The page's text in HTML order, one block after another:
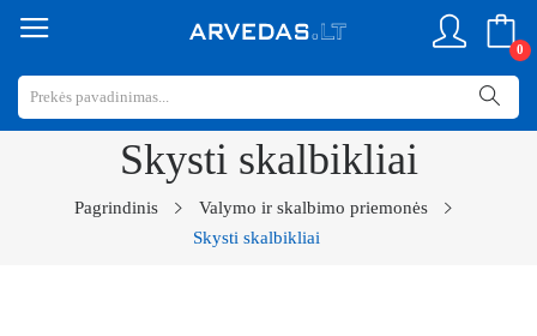
0
Skysti skalbikliai
Pagrindinis
Valymo ir skalbimo priemonės
Skysti skalbikliai